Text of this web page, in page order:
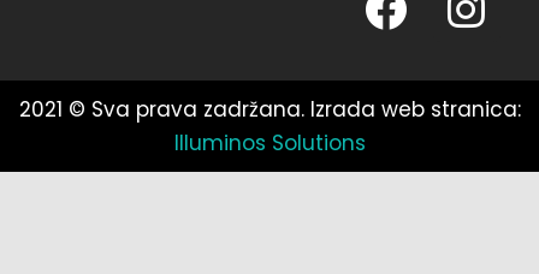
2021 © Sva prava zadržana. Izrada web stranica:
Illuminos Solutions